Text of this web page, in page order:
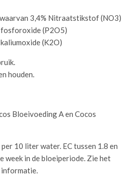
3,4% Nitraatstikstof (NO3)
(P2O5)
(K2O)
houden.
Bloeivoeding A en Cocos
10 liter water. EC tussen 1.8 en
week in de bloeiperiode. Zie het